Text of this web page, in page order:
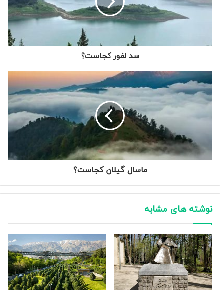
سد لفور کجاست؟
ماسال گیلان کجاست؟
نوشته های مشابه